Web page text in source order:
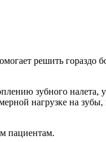
решить гораздо
зубного налета,
нагрузке на зубы,
пациентам.